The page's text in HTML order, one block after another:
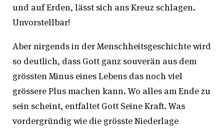
und auf Erden, lässt sich ans Kreuz schlagen.
Unvorstellbar!
Aber nirgends in der Menschheitsgeschichte wird
so deutlich, dass Gott ganz souverän aus dem
grössten Minus eines Lebens das noch viel
grössere Plus machen kann. Wo alles am Ende zu
sein scheint, entfaltet Gott Seine Kraft. Was
vordergründig wie die grösste Niederlage